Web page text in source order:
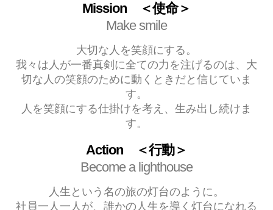
Mission ＜使命＞
Make smile
大切な人を笑顔にする。
我々は人が一番真剣に全ての力を注げるのは、大
切な人の笑顔のために動くときだと信じていま
す。
人を笑顔にする仕掛けを考え、生み出し続けま
す。
Action ＜行動＞
Become a lighthouse
人生という名の旅の灯台のように。
社員一人一人が、誰かの人生を導く灯台になれる